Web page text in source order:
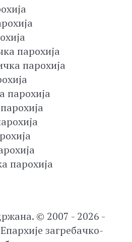
парохија
парохија
парохија
парохија
© 2007 - 2026 -
загребачко-